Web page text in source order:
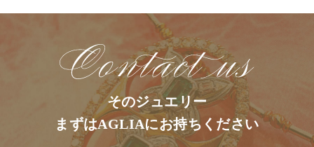
そのジュエリー
まずはAGLIAにお持ちください